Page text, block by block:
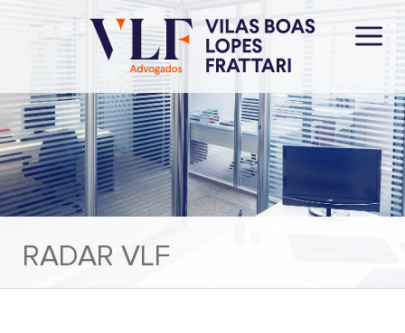
RADAR VLF